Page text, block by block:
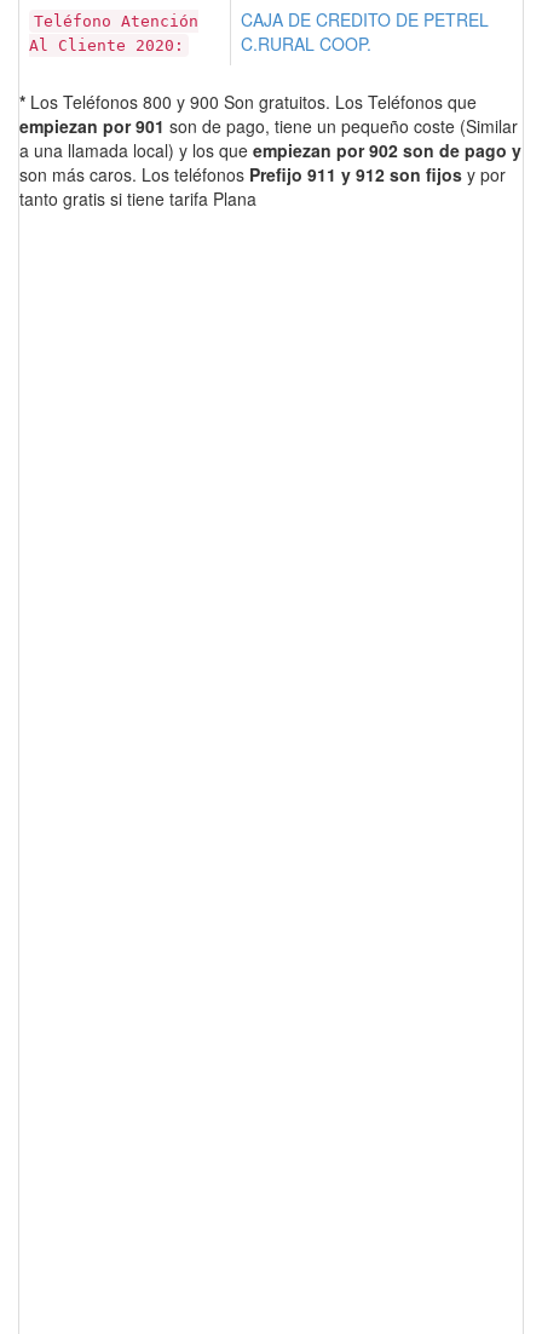
Teléfono Atención
Al Cliente 2020:
CAJA DE CREDITO DE PETREL
C.RURAL COOP.
* Los Teléfonos 800 y 900 Son gratuitos. Los Teléfonos que
empiezan por 901 son de pago, tiene un pequeño coste (Similar
a una llamada local) y los que empiezan por 902 son de pago y
son más caros. Los teléfonos Prefijo 911 y 912 son fijos y por
tanto gratis si tiene tarifa Plana